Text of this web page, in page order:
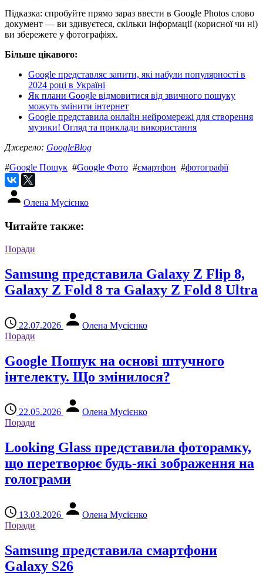
Підказка: спробуйте прямо зараз ввести в Google Photos слово
документ — ви здивуєтеся, скільки інформації (корисної чи ні)
ви збережете у фотографіях.
Більше цікавого:
Google представляє запити, які набули популярності в
2024 році в Україні
Як плани Google відмовитися від звичного пошуку
можуть змінити інтернет
Google представила онлайн нейромережі для створення
музики! Огляд та приклади використання
Джерело: GoogleBlog
#Google Пошук #Google Фото #смартфон #фотографії
Олена Мусієнко
Читайте также:
Поради
Samsung представила Galaxy Z Flip 8,
Galaxy Z Fold 8 та Galaxy Z Fold 8 Ultra
22.07.2026
Олена Мусієнко
Поради
Google Пошук на основі штучного
інтелекту. Що змінилося?
22.05.2026
Олена Мусієнко
Поради
Looking Glass представила фоторамку,
що перетворює будь-які зображення на
голограми
13.03.2026
Олена Мусієнко
Поради
Samsung представила смартфони
Galaxy S26